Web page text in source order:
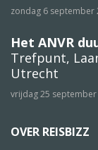
zondag 6 september
Het ANVR
Trefpunt,
Utrecht
vrijdag 25 september
OVER REISBIZZ